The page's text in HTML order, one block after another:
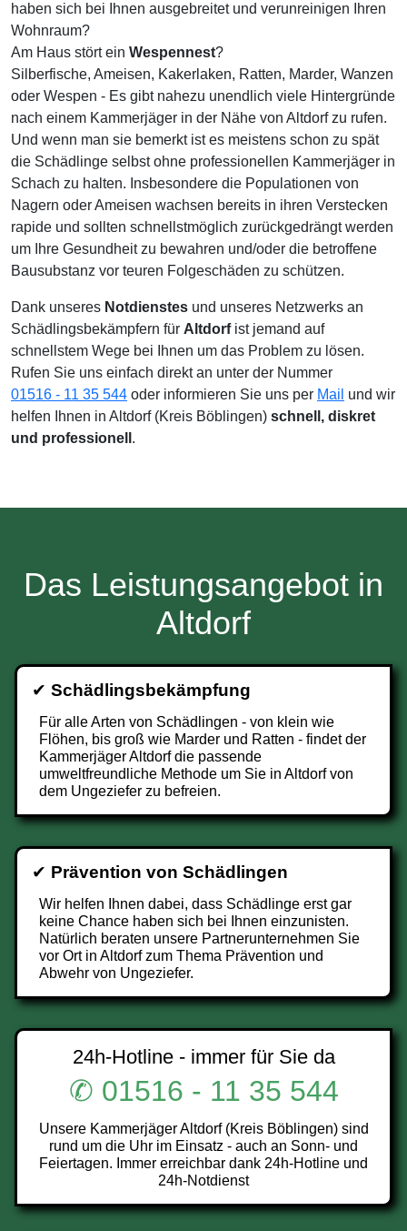
haben sich bei Ihnen ausgebreitet und verunreinigen Ihren
Wohnraum?
Am Haus stört ein Wespennest?
Silberfische, Ameisen, Kakerlaken, Ratten, Marder, Wanzen
oder Wespen - Es gibt nahezu unendlich viele Hintergründe
nach einem Kammerjäger in der Nähe von Altdorf zu rufen.
Und wenn man sie bemerkt ist es meistens schon zu spät
die Schädlinge selbst ohne professionellen Kammerjäger in
Schach zu halten. Insbesondere die Populationen von
Nagern oder Ameisen wachsen bereits in ihren Verstecken
rapide und sollten schnellstmöglich zurückgedrängt werden
um Ihre Gesundheit zu bewahren und/oder die betroffene
Bausubstanz vor teuren Folgeschäden zu schützen.
Dank unseres Notdienstes und unseres Netzwerks an
Schädlingsbekämpfern für Altdorfist jemand auf
schnellstem Wege bei Ihnen um das Problem zu lösen.
Rufen Sie uns einfach direkt an unter der Nummer
01516 - 11 35 544 oder informieren Sie uns per Mail und wir
helfen Ihnen in Altdorf (Kreis Böblingen) schnell, diskret
und professionell .
Das Leistungsangebot in
Altdorf
✔ Schädlingsbekämpfung
Für alle Arten von Schädlingen - von klein wie
Flöhen, bis groß wie Marder und Ratten - findet der
Kammerjäger Altdorf die passende
umweltfreundliche Methode um Sie in Altdorf von
dem Ungeziefer zu befreien.
✔ Prävention von Schädlingen
Wir helfen Ihnen dabei, dass Schädlinge erst gar
keine Chance haben sich bei Ihnen einzunisten.
Natürlich beraten unsere Partnerunternehmen Sie
vor Ort in Altdorf zum Thema Prävention und
Abwehr von Ungeziefer.
24h-Hotline - immer für Sie da
✆ 01516 - 11 35 544
Unsere Kammerjäger Altdorf (Kreis Böblingen) sind
rund um die Uhr im Einsatz - auch an Sonn- und
Feiertagen. Immer erreichbar dank 24h-Hotline und
24h-Notdienst